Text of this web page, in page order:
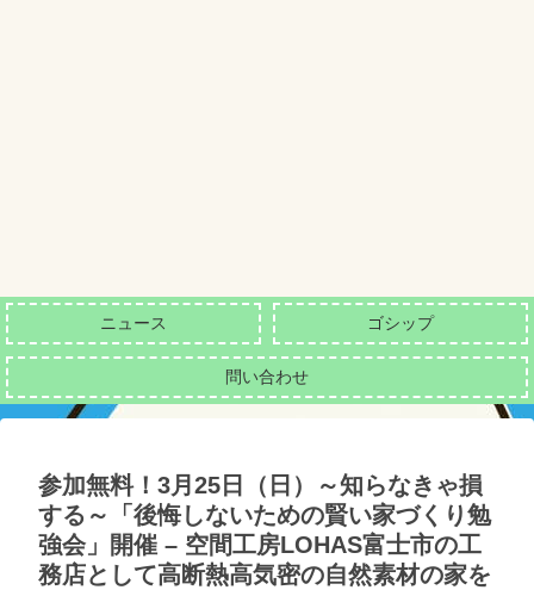
ニュース ゴシップ
問い合わせ
参加無料！3月25日（日）～知らなきゃ損
する～「後悔しないための賢い家づくり勉
強会」開催 – 空間工房LOHAS富士市の工
務店として高断熱高気密の自然素材の家を